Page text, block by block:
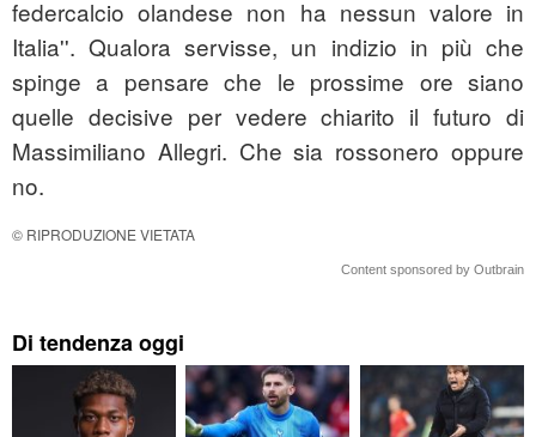
federcalcio olandese non ha nessun valore in
Italia''. Qualora servisse, un indizio in più che
spinge a pensare che le prossime ore siano
quelle decisive per vedere chiarito il futuro di
Massimiliano Allegri. Che sia rossonero oppure
no.
© RIPRODUZIONE VIETATA
Content sponsored by Outbrain
Di tendenza oggi